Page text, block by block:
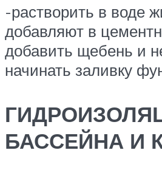
-растворить в воде
добавляют в
добавить щебень и
начинать заливку
БАССЕЙНА И